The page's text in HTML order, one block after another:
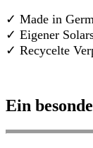
✓ Made in
✓ Eigener
✓ Recycelte
Ein